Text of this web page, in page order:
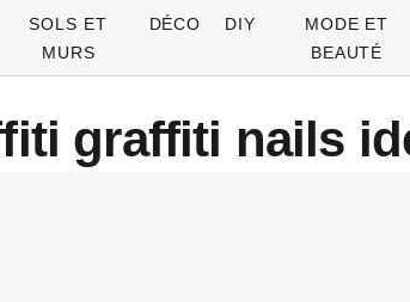
SOLS ET
MURS
DÉCO DIY
MODE ET
BEAUTÉ
graffiti nails